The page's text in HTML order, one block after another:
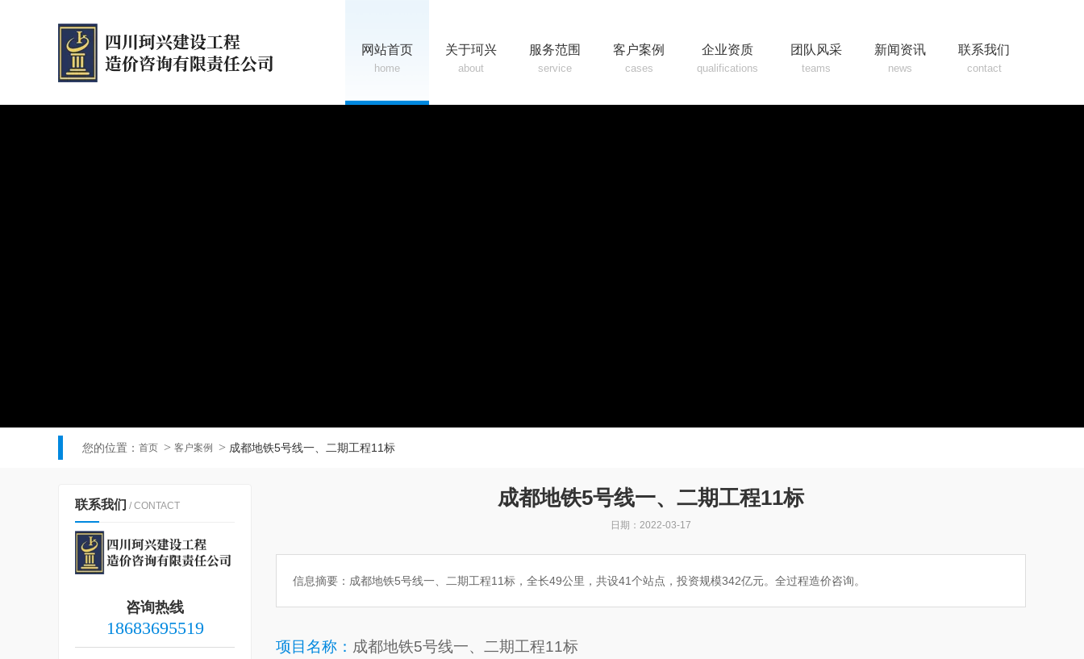
网站首页
home
关于珂兴
about
服务范围
service
客户案例
cases
企业资质
qualifications
团队风采
teams
新闻资讯
news
联系我们
contact
您的位置： 首页 客户案例 成都地铁5号线一、二期工程11标
联系我们 / CONTACT
咨询热线
18683695519
成都地铁5号线一、二期工程11标
日期：2022-03-17
信息摘要： 成都地铁5号线一、二期工程11标，全长49公里，共设41个站点，投资规模342亿元。全过程造价咨询。
项目名称： 成都地铁5号线一、二期工程11标